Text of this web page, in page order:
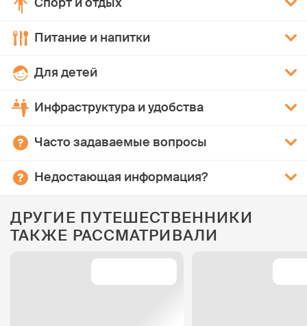
Питание и напитки
Для детей
Инфраструктура и удобства
Часто задаваемые вопросы
Недостающая информация?
ДРУГИЕ ПУТЕШЕСТВЕННИКИ
ТАКЖЕ РАССМАТРИВАЛИ